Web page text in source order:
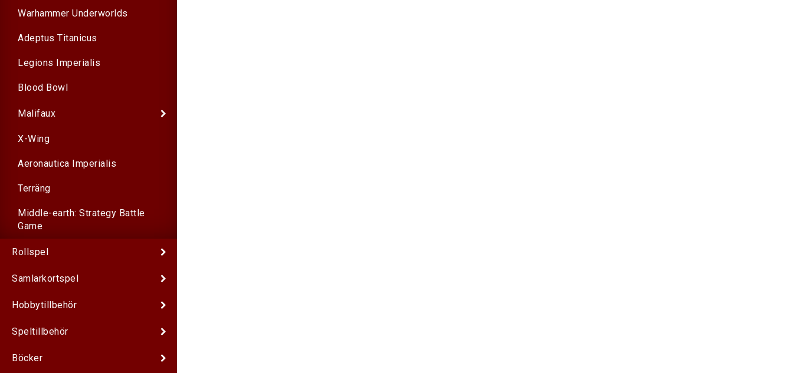
Warhammer Underworlds
Adeptus Titanicus
Legions Imperialis
Blood Bowl
Malifaux
X-Wing
Aeronautica Imperialis
Terräng
Middle-earth: Strategy Battle
Game
Rollspel
Samlarkortspel
Hobbytillbehör
Speltillbehör
Böcker